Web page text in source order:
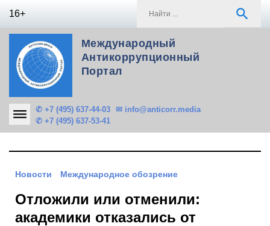
16+ search
Международный
Антикоррупционный
Портал
✆ +7 (495) 637-44-03
✆ +7 (495) 637-53-41
✉ info@anticorr.media
Новости Международное обозрение
Отложили или отменили:
академики отказались от